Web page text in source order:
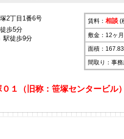
2丁目1番6号
歩5分
駅徒歩9分
賃料： 相談 (
敷金：12ヶ
面積：
間取り：事
０１（旧称：笹塚センタービ